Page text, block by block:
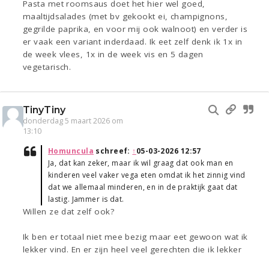
Pasta met roomsaus doet het hier wel goed,
maaltijdsalades (met bv gekookt ei, champignons,
gegrilde paprika, en voor mij ook walnoot) en verder is
er vaak een variant inderdaad. Ik eet zelf denk ik 1x in
de week vlees, 1x in de week vis en 5 dagen
vegetarisch.
TinyTiny
donderdag 5 maart 2026 om
13:10
Homuncula schreef: ↑05-03-2026 12:57
Ja, dat kan zeker, maar ik wil graag dat ook man en
kinderen veel vaker vega eten omdat ik het zinnig vind
dat we allemaal minderen, en in de praktijk gaat dat
lastig. Jammer is dat.
Willen ze dat zelf ook?
Ik ben er totaal niet mee bezig maar eet gewoon wat ik
lekker vind. En er zijn heel veel gerechten die ik lekker